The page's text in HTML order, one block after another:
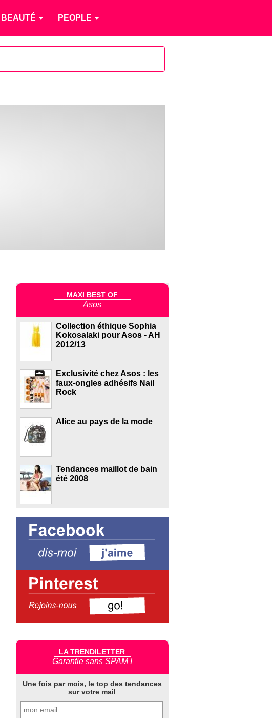
BEAUTÉ PEOPLE
MAXI BEST OF
Asos
Collection éthique Sophia
Kokosalaki pour Asos - AH
2012/13
Exclusivité chez Asos : les
faux-ongles adhésifs Nail
Rock
Alice au pays de la mode
Tendances maillot de bain
été 2008
LA TRENDILETTER
Garantie sans SPAM !
Une fois par mois, le top des tendances
sur votre mail